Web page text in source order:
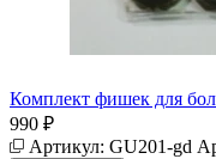
Комплект фишек для
990 ₽
Артикул: GU201-gd